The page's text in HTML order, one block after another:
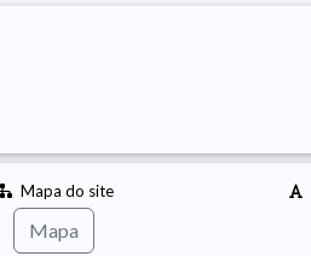
Mapa do site
Mapa